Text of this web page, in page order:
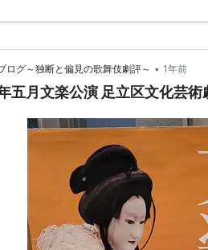
ログ～独断と偏見の歌舞伎劇評～ • 1年前
五月文楽公演 足立区文化芸術